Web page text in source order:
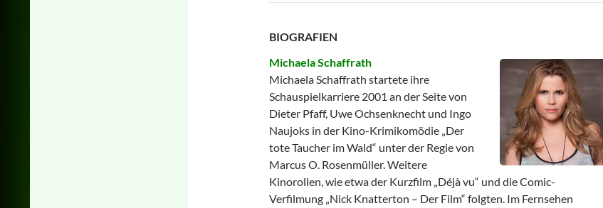
BIOGRAFIEN
Michaela Schaffrath
Michaela Schaffrath startete ihre
Schauspielkarriere 2001 an der Seite von
Dieter Pfaff, Uwe Ochsenknecht und Ingo
Naujoks in der Kino-Krimikomödie „Der
tote Taucher im Wald“ unter der Regie von
Marcus O. Rosenmüller. Weitere
Kinorollen, wie etwa der Kurzfilm „Déjà vu“ und die Comic-
Verfilmung „Nick Knatterton – Der Film“ folgten. Im Fernsehen